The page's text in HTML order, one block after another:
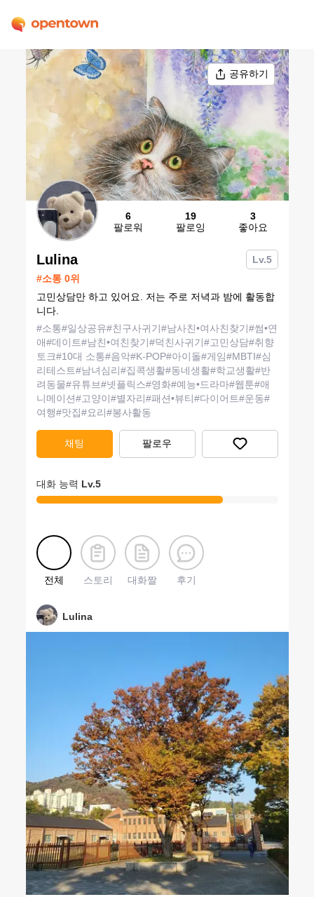
공유하기
6
팔로워
19
팔로잉
3
좋아요
Lulina Lv.5
#소통 0위
고민상담만 하고 있어요. 저는 주로 저녁과 밤에 활동합
니다.
#소통#일상공유#친구사귀기#남사친•여사친찾기#썸•연
애#데이트#남친•여친찾기#덕친사귀기#고민상담#취향
토크#10대 소통#음악#K-POP#아이돌#게임#MBTI#심
리테스트#남녀심리#집콕생활#동네생활#학교생활#반
려동물#유튜브#넷플릭스#영화#예능•드라마#웹툰#애
니메이션#고양이#별자리#패션•뷰티#다이어트#운동#
여행#맛집#요리#봉사활동
채팅 팔로우
대화 능력 Lv.5
전체 스토리 대화짤 후기
Lulina